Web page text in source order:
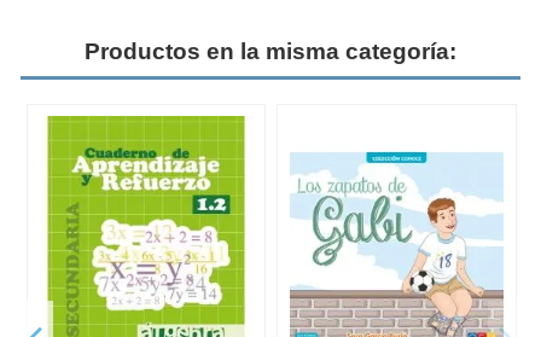
Productos en la misma categoría: